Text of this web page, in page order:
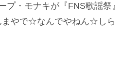
・モナキが『FNS歌謡祭』
まやで☆なんでやねん☆しら